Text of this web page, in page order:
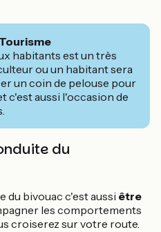
habitants est un très
ou un habitant sera
un coin de pelouse pour
c'est aussi l'occasion de
du
du bivouac c'est aussi être
les comportements
croiserez sur votre route.